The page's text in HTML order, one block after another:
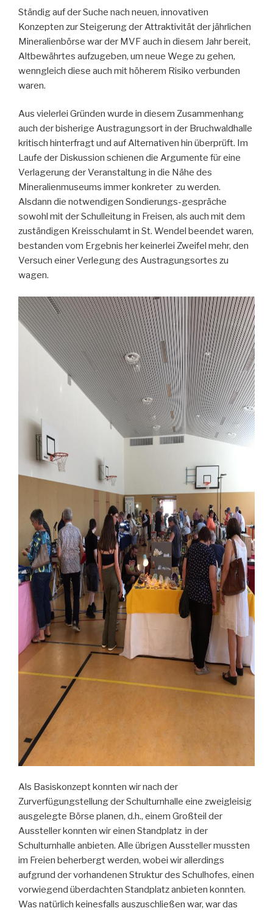
Ständig auf der Suche nach neuen, innovativen
Konzepten zur Steigerung der Attraktivität der jährlichen
Mineralienbörse war der MVF auch in diesem Jahr bereit,
Altbewährtes aufzugeben, um neue Wege zu gehen,
wenngleich diese auch mit höherem Risiko verbunden
waren.
Aus vielerlei Gründen wurde in diesem Zusammenhang
auch der bisherige Austragungsort in der Bruchwaldhalle
kritisch hinterfragt und auf Alternativen hin überprüft. Im
Laufe der Diskussion schienen die Argumente für eine
Verlagerung der Veranstaltung in die Nähe des
Mineralienmuseums immer konkreter zu werden.
Alsdann die notwendigen Sondierungs-gespräche
sowohl mit der Schulleitung in Freisen, als auch mit dem
zuständigen Kreisschulamt in St. Wendel beendet waren,
bestanden vom Ergebnis her keinerlei Zweifel mehr, den
Versuch einer Verlegung des Austragungsortes zu
wagen.
Als Basiskonzept konnten wir nach der
Zurverfügungstellung der Schulturnhalle eine zweigleisig
ausgelegte Börse planen, d.h., einem Großteil der
Aussteller konnten wir einen Standplatz in der
Schulturnhalle anbieten. Alle übrigen Aussteller mussten
im Freien beherbergt werden, wobei wir allerdings
aufgrund der vorhandenen Struktur des Schulhofes, einen
vorwiegend überdachten Standplatz anbieten konnten.
Was natürlich keinesfalls auszuschließen war, war das